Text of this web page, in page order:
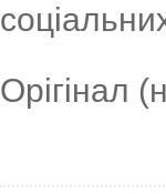
Орігінал